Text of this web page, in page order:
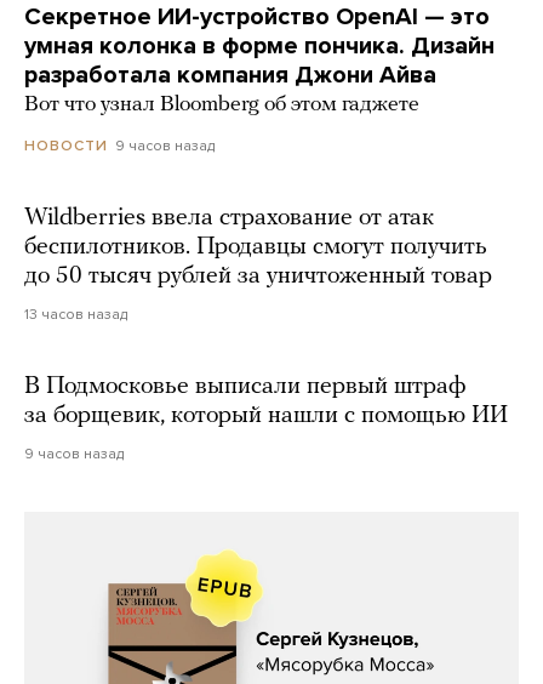
Секретное ИИ-устройство OpenAI — это
умная колонка в форме пончика. Дизайн
разработала компания Джони Айва
Вот что узнал Bloomberg об этом гаджете
НОВОСТИ 9 часов назад
Wildberries ввела страхование от атак
беспилотников. Продавцы смогут получить
до 50 тысяч рублей за уничтоженный товар
13 часов назад
В Подмосковье выписали первый штраф
за борщевик, который нашли с помощью ИИ
9 часов назад